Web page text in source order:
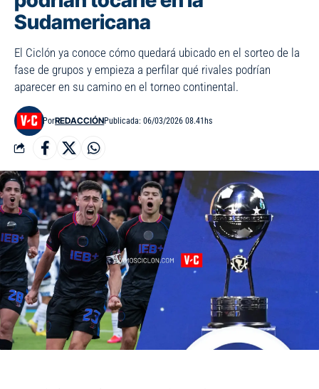
Sudamericana
El Ciclón ya conoce cómo quedará ubicado en el sorteo de la
fase de grupos y empieza a perfilar qué rivales podrían
aparecer en su camino en el torneo continental.
PorREDACCIÓNPublicada: 06/03/2026 08.41hs